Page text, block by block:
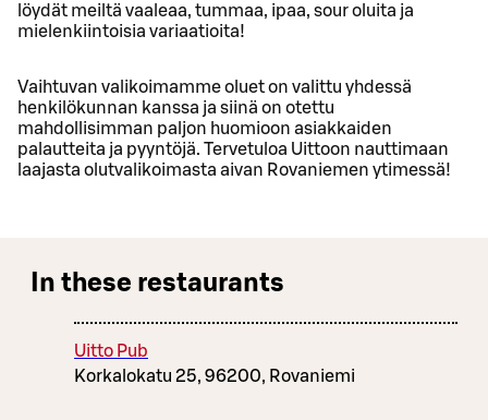
löydät meiltä vaaleaa, tummaa, ipaa, sour oluita ja
mielenkiintoisia variaatioita!
Vaihtuvan valikoimamme oluet on valittu yhdessä
henkilökunnan kanssa ja siinä on otettu
mahdollisimman paljon huomioon asiakkaiden
palautteita ja pyyntöjä. Tervetuloa Uittoon nauttimaan
laajasta olutvalikoimasta aivan Rovaniemen ytimessä!
In these restaurants
Uitto Pub
Korkalokatu 25, 96200, Rovaniemi